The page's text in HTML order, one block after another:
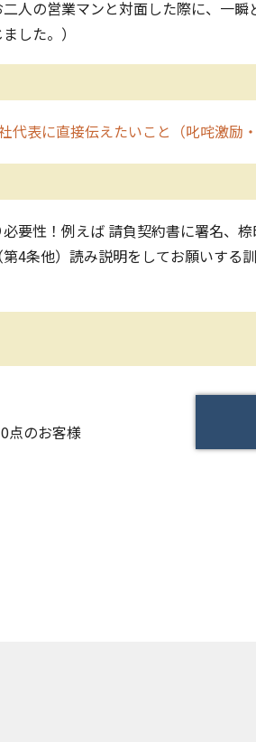
二人の営業マンと対面した際に、一
した。）
代表に直接伝えたいこと（叱咤激励
要性！例えば 請負契約書に署名、
4条他）読み説明をしてお願いす
点のお客様